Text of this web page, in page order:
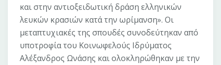
και στην αντιοξειδωτική δράση ελληνικών
λευκών κρασιών κατά την ωρίμανση». Οι
μεταπτυχιακές της σπουδές συνοδεύτηκαν από
υποτροφία του Κοινωφελούς Ιδρύματος
Αλέξανδρος Ωνάσης και ολοκληρώθηκαν με την